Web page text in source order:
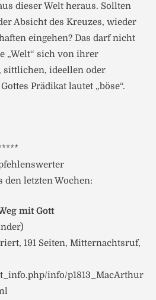
dieser Welt heraus. Sollten
Absicht des Kreuzes, wieder
eingehen? Das darf nicht
„Welt“ sich von ihrer
ideellen oder
Prädikat lautet „böse“.
den letzten Wochen:
mit Gott
191 Seiten, Mitternachtsruf,
info/p1813_MacArthur